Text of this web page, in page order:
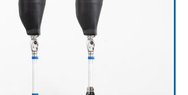
海外生産
グローバル設計・開発
制御セキュリティ
新型コロナへの対応